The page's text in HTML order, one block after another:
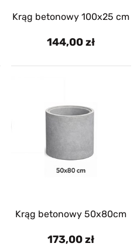
Krąg betonowy 100x25 cm
144,00
Krąg betonowy 50x80cm
173,00